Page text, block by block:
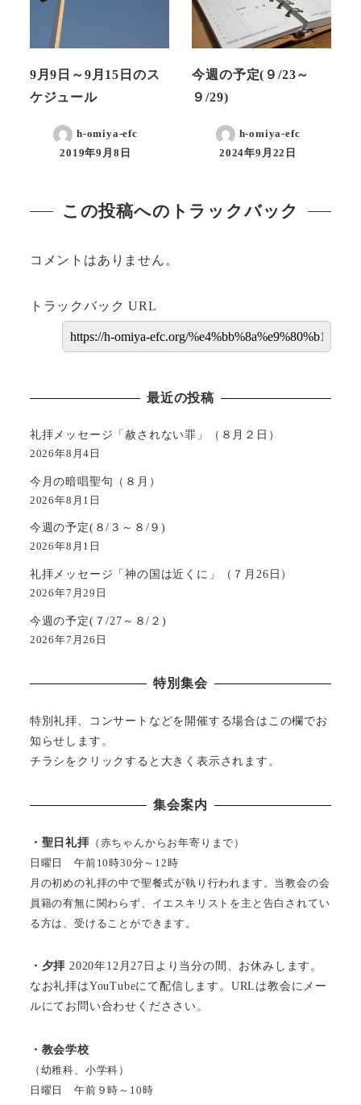
9月9日～9月15日のス
ケジュール
h-omiya-efc
2019年9月8日
今週の予定(９/23～
９/29)
h-omiya-efc
2024年9月22日
この投稿へのトラックバック
コメントはありません。
トラックバック URL
最近の投稿
礼拝メッセージ「赦されない罪」（８月２日）
2026年8月4日
今月の暗唱聖句（８月）
2026年8月1日
今週の予定(８/３～８/９)
2026年8月1日
礼拝メッセージ「神の国は近くに」（７月26日）
2026年7月29日
今週の予定(７/27～８/２)
2026年7月26日
特別集会
特別礼拝、コンサートなどを開催する場合はこの欄でお
知らせします。
チラシをクリックすると大きく表示されます。
集会案内
・聖日礼拝 （赤ちゃんからお年寄りまで）
日曜日 午前10時30分～12時
月の初めの礼拝の中で聖餐式が執り行われます。当教会の会
員籍の有無に関わらず、イエスキリストを主と告白されてい
る方は、受けることができます。
・夕拝 2020年12月27日より当分の間、お休みします。
なお礼拝はYouTubeにて配信します。URLは教会にメー
ルにてお問い合わせくだささい。
・教会学校
（幼稚科、小学科）
日曜日 午前９時～10時